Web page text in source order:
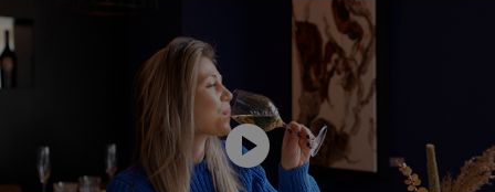
play_circle